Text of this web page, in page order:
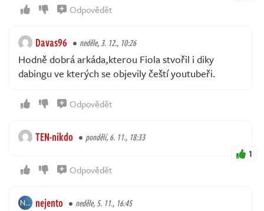
Odpovědět
Davas96 neděle, 3. 12., 10:26
Hodně dobrá arkáda,kterou Fiola stvořil i diky
dabingu ve kterých se objevily čeští youtubeři.
Odpovědět
TEN-nikdo
pondělí, 6. 11., 18:33
1
Odpovědět
nejento neděle, 5. 11., 16:45